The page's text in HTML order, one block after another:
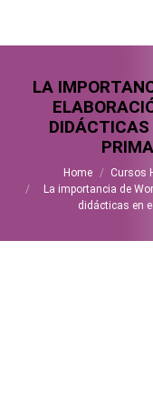
LA
You are here:
Home
Cursos
La importancia de
didácticas en